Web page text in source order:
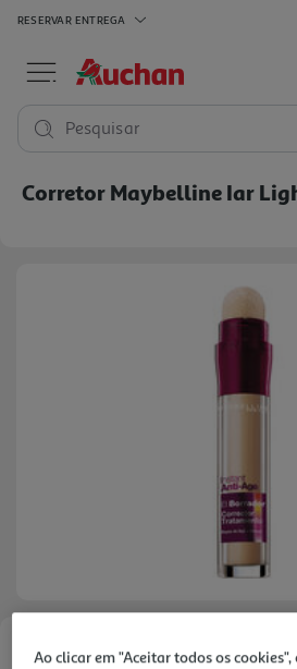
RESERVAR ENTREGA
Pesquisar
Corretor Maybelline Iar
Faça a sua avaliação
Ao clicar em "Aceitar todos os